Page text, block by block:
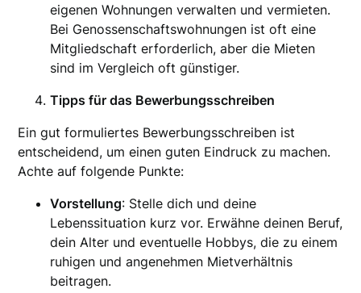
eigenen Wohnungen verwalten und vermieten.
Bei Genossenschaftswohnungen ist oft eine
Mitgliedschaft erforderlich, aber die Mieten
sind im Vergleich oft günstiger.
Tipps für das Bewerbungsschreiben
Ein gut formuliertes Bewerbungsschreiben ist
entscheidend, um einen guten Eindruck zu machen.
Achte auf folgende Punkte:
Vorstellung: Stelle dich und deine
Lebenssituation kurz vor. Erwähne deinen Beruf,
dein Alter und eventuelle Hobbys, die zu einem
ruhigen und angenehmen Mietverhältnis
beitragen.